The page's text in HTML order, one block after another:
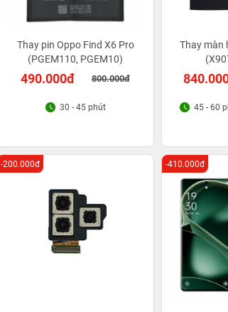
Thay pin Oppo Find X6 Pro
(PGEM110, PGEM10)
490.000đ 800.000đ
30 - 45 phút
Thay màn
45 - 60
-200.000đ -410.000đ